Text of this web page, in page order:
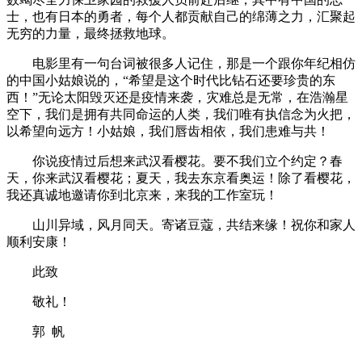
士，也有日本的勇者，每个人都贡献自己的绵薄之力，汇聚起
无穷的力量，最终拯救地球。
电影里有一句台词被很多人记住，那是一个跟你年纪相仿
的中国小姑娘说的，“希望是这个时代比钻石还要珍贵的东
西！”无论太阳毁灭还是疫情来袭，灾难总是无常，在浩瀚星
空下，我们是拥有共同命运的人类，我们唯有执信念为火把，
以希望向远方！小姑娘，我们唇齿相依，我们患难与共！
你说疫情过后想来武汉看樱花。要不我们立个约定？春
天，你来武汉看樱花；夏天，我去东京看奥运！除了看樱花，
我还真诚地邀请你到北京来，来我的工作室玩！
山川异域，风月同天。寄诸豆蔻，共结来缘！祝你和家人
顺利安康！
此致
敬礼！
郭 帆